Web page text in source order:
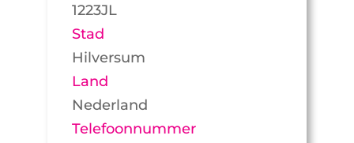
1223JL
Stad
Hilversum
Land
Nederland
Telefoonnummer